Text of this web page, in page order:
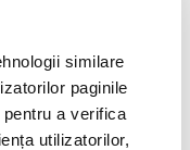
similare
paginile
a verifica
utilizatorilor,
produs:
/ 317,76 kcal